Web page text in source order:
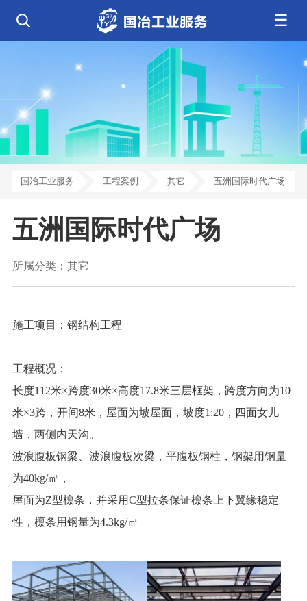
☰
公司简介
发展历程
核心业务
钢结构工程
环保工程
净化工程
弱电工程
设备安装
消防工程
中央空调
基控电箱
自动化工程
其它工程
芯片 • 半导体
人工智能 • 机器人
航天 • 低空
新能源汽车 • 智能网联
新能源 • 储能
新材料 • 特种金属
生物 • 医药
量子 • 脑机
其它
新闻中心
行业资讯
工程技巧
机电知识
安装教程
工业百科
国冶工业服务 工程案例 其它 五洲国际时代广场
五洲国际时代广场
所属分类： 其它
施工项目：钢结构工程
工程概况：
长度112米×跨度30米×高度17.8米三层框架，跨度方向为10
米×3跨，开间8米，屋面为坡屋面，坡度1:20，四面女儿
墙，两侧内天沟。
波浪腹板钢梁、波浪腹板次梁，平腹板钢柱，钢架用钢量
为40kg/㎡，
屋面为Z型檩条，并采用C型拉条保证檩条上下翼缘稳定
性，檩条用钢量为4.3kg/㎡